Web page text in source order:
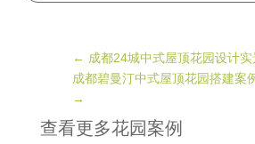
← 成都24城中式屋顶花园设计实
成都碧曼汀中式屋顶花园搭建案
→
查看更多花园案例